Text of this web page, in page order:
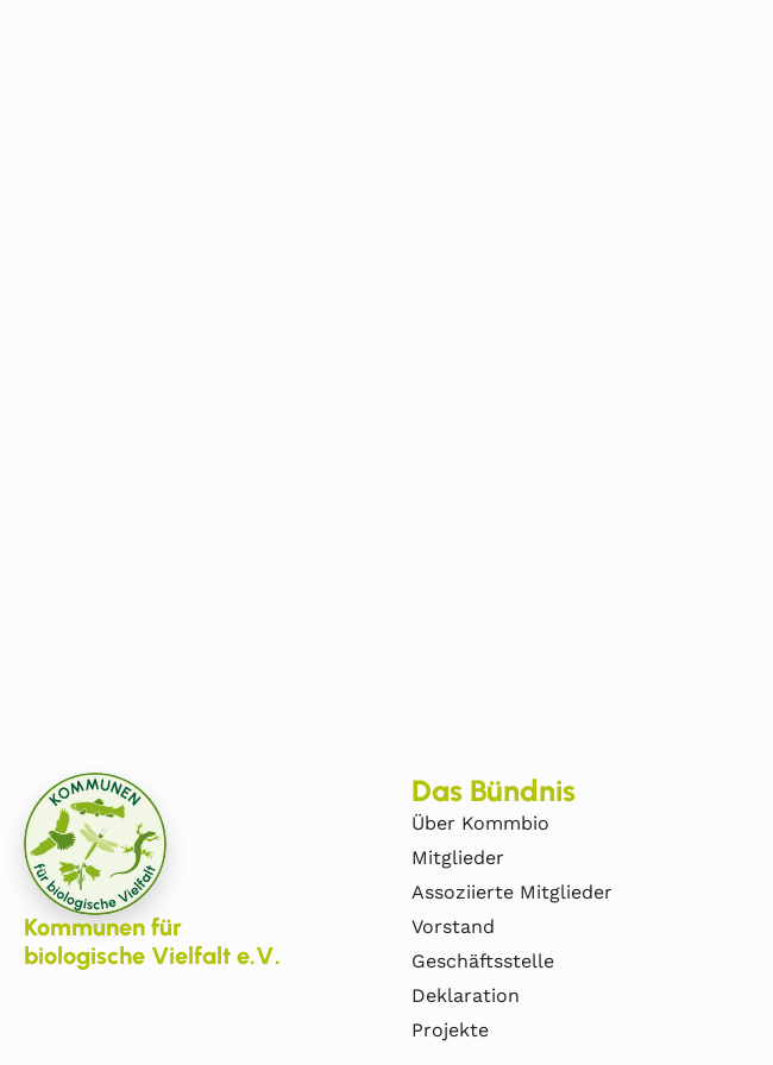
Kommunen für
biologische Vielfalt e.V.
Das Bündnis
Über Kommbio
Mitglieder
Assoziierte Mitglieder
Vorstand
Geschäftsstelle
Deklaration
Projekte